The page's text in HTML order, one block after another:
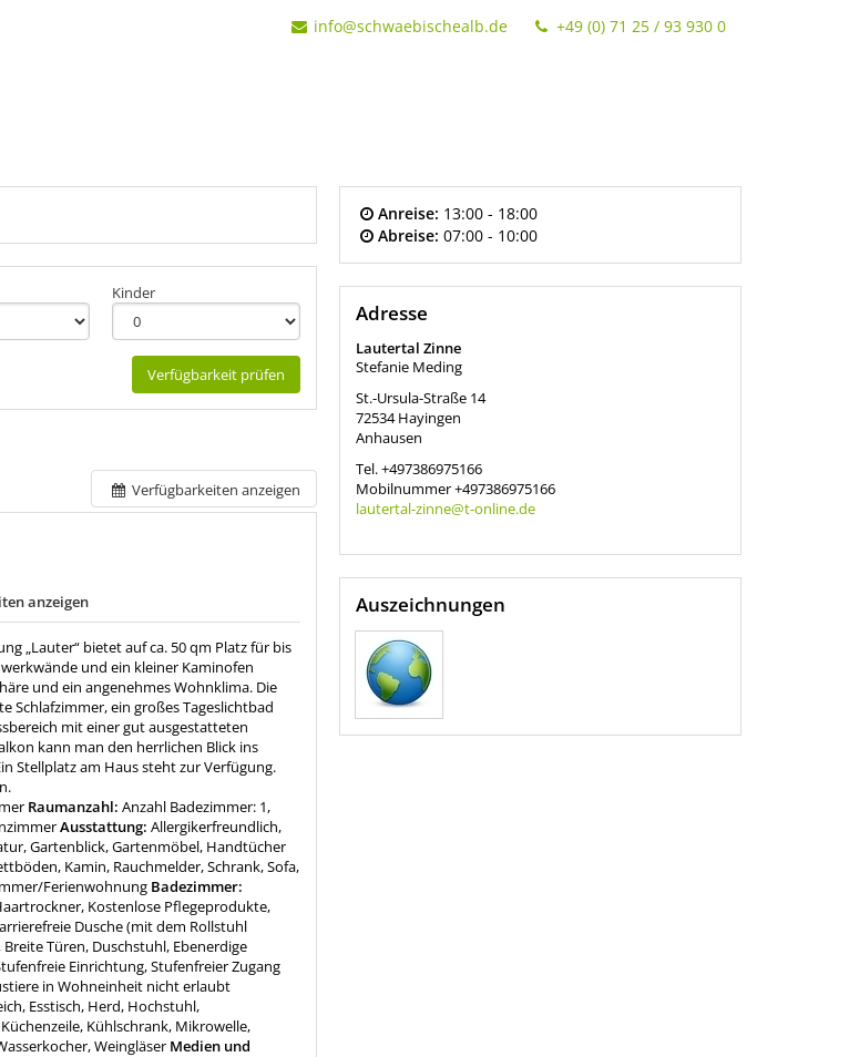
info@schwaebischealb.de +49 (0) 71 25 / 93 930 0
Kinder
Verfügbarkeit prüfen
Verfügbarkeiten anzeigen
anzeigen
„Lauter“ bietet auf ca. 50 qm Platz für bis
und ein kleiner Kaminofen
und ein angenehmes Wohnklima. Die
Schlafzimmer, ein großes Tageslichtbad
mit einer gut ausgestatteten
kann man den herrlichen Blick ins
Stellplatz am Haus steht zur Verfügung.
Raumanzahl:Anzahl Badezimmer: 1,
Ausstattung:Allergikerfreundlich,
Gartenblick, Gartenmöbel, Handtücher
Kamin, Rauchmelder, Schrank, Sofa,
Ferienwohnung Badezimmer:
Kostenlose Pflegeprodukte,
Dusche (mit dem Rollstuhl
Türen, Duschstuhl, Ebenerdige
Einrichtung, Stufenfreier Zugang
in Wohneinheit nicht erlaubt
Esstisch, Herd, Hochstuhl,
Kühlschrank, Mikrowelle,
Weingläser Medien und
Anreise: 13:00 - 18:00
Abreise: 07:00 - 10:00
Adresse
Lautertal Zinne
Stefanie Meding
St.-Ursula-Straße 14
72534 Hayingen
Anhausen
Tel.+497386975166
Mobilnummer+497386975166
lautertal-zinne@t-online.de
Auszeichnungen